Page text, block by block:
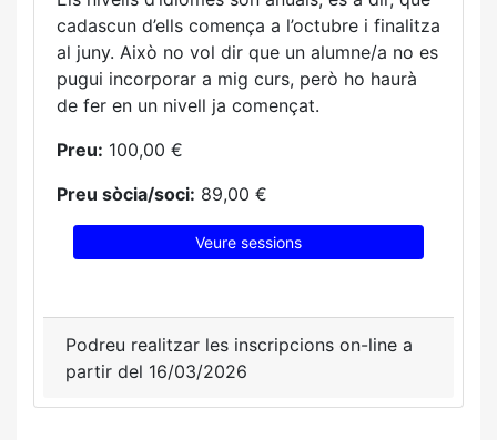
cadascun d’ells comença a l’octubre i finalitza
al juny. Això no vol dir que un alumne/a no es
pugui incorporar a mig curs, però ho haurà
de fer en un nivell ja començat.
Preu: 100,00 €
Preu sòcia/soci: 89,00 €
Veure sessions
Podreu realitzar les inscripcions on-line a
partir del 16/03/2026